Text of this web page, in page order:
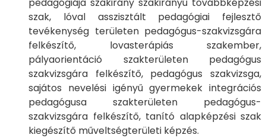
szak, lóval asszisztált pedagógiai fejlesztő
tevékenység területen pedagógus-szakvizsgára
felkészítő, lovasterápiás szakember,
pályaorientáció szakterületen pedagógus
szakvizsgára felkészítő, pedagógus szakvizsga,
sajátos nevelési igényű gyermekek integrációs
pedagógusa szakterületen pedagógus-
szakvizsgára felkészítő, tanító alapképzési szak
kiegészítő műveltségterületi képzés.